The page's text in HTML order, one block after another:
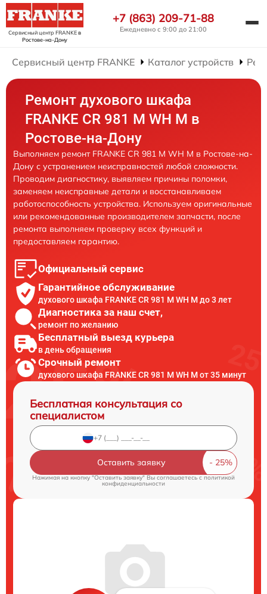
Сервисный центр FRANKEв
Ростове-на-Дону
+7 (863) 209-71-88
Ежедневно с 9:00 до 21:00
Сервисный центр FRANKE Каталог устройств
Ремонт духового шкафа
FRANKE CR 981 M WH M в
Ростове-на-Дону
Выполняем ремонт FRANKE CR 981 M WH M в Ростове-на-
Дону с устранением неисправностей любой сложности.
Проводим диагностику, выявляем причины поломки,
заменяем неисправные детали и восстанавливаем
работоспособность устройства. Используем оригинальные
или рекомендованные производителем запчасти, после
ремонта выполняем проверку всех функций и
предоставляем гарантию.
Официальный сервис
Гарантийное обслуживание
духового шкафа FRANKE CR 981 M WH M до 3 лет
Диагностика за наш счет,
ремонт по желанию
Бесплатный выезд курьера
в день обращения
Срочный ремонт
духового шкафа FRANKE CR 981 M WH M от 35 минут
Бесплатная консультация со
специалистом
Оставить заявку
Нажимая на кнопку "Оставить заявку" Вы соглашаетесь cполитикой
конфиденциальности